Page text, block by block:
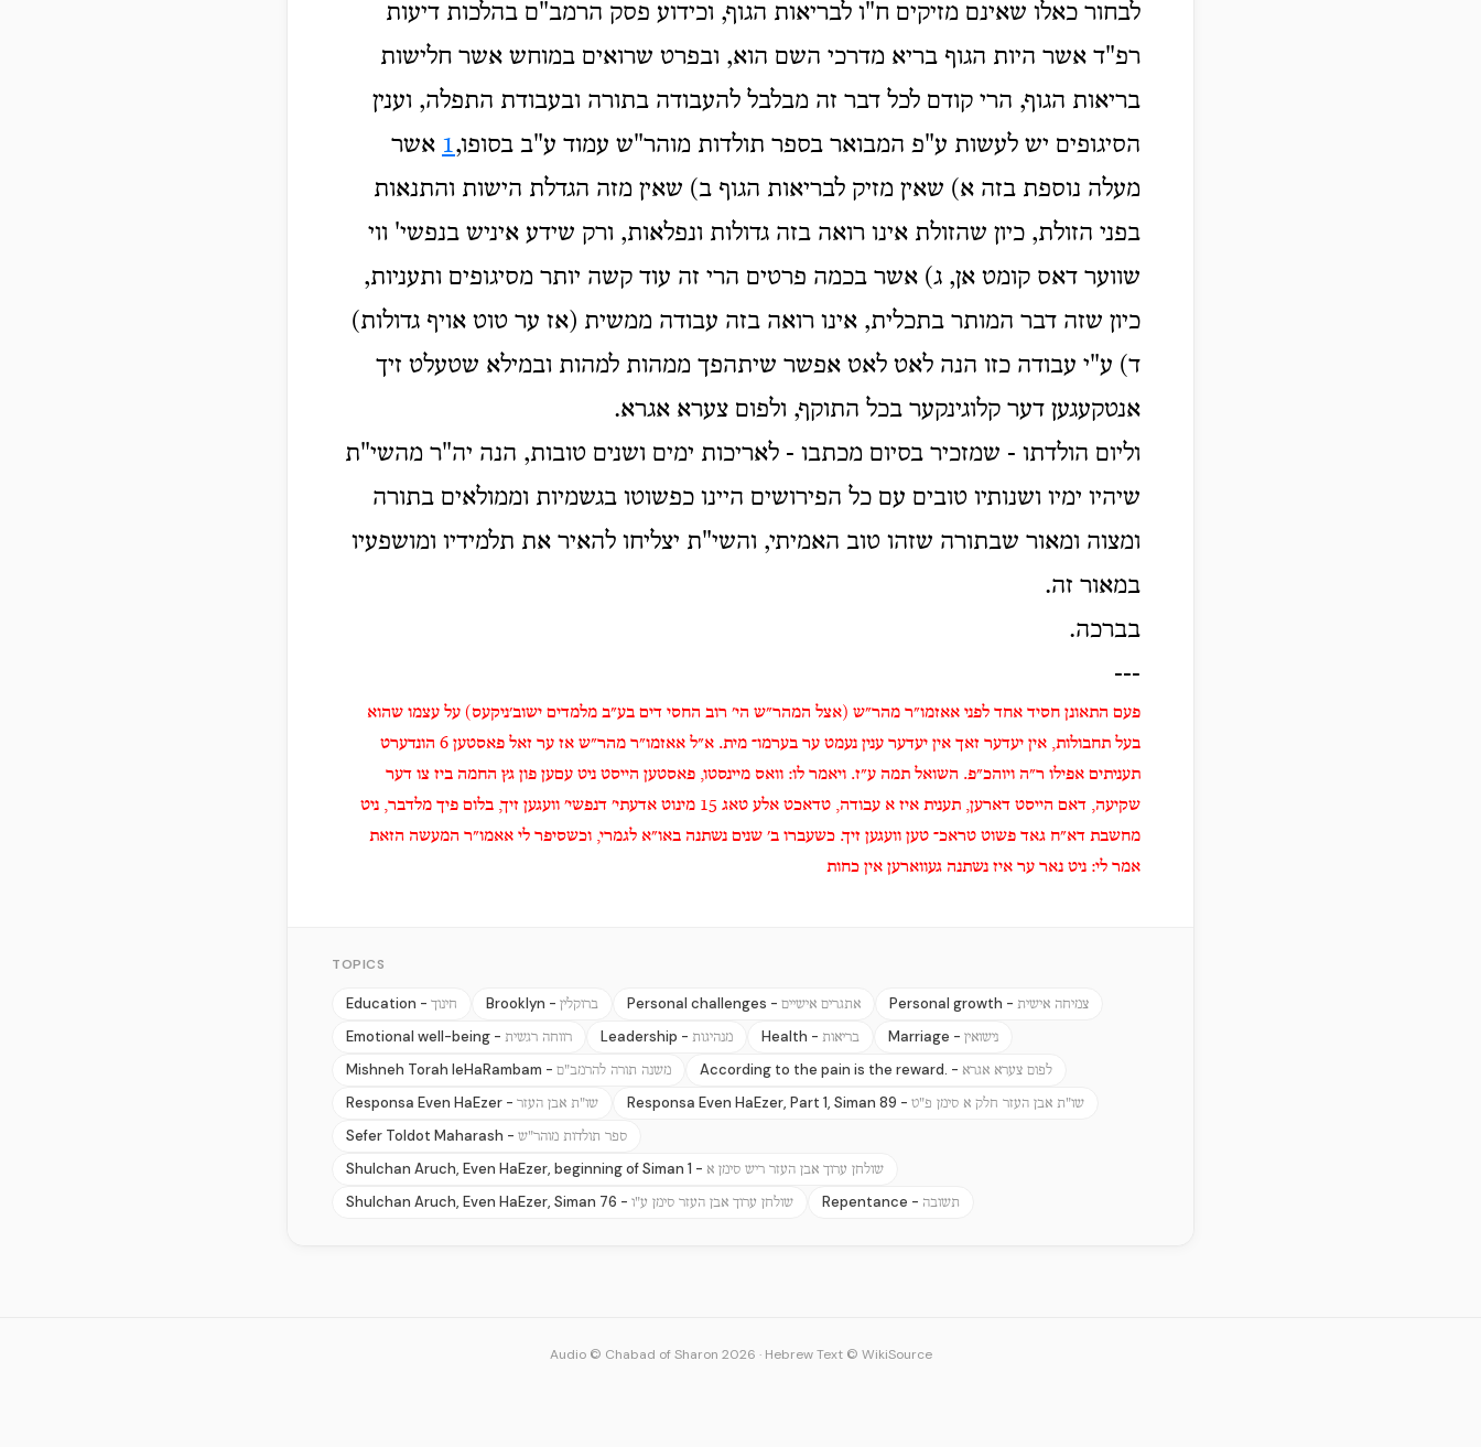
לבחור כאלו שאינם מזיקים ח"ו לבריאות הגוף, וכידוע פסק הרמב"ם בהלכות דיעות
רפ"ד אשר היות הגוף בריא מדרכי השם הוא, ובפרט שרואים במוחש אשר חלישות
בריאות הגוף, הרי קודם לכל דבר זה מבלבל להעבודה בתורה ובעבודת התפלה, וענין
הסיגופים יש לעשות ע"פ המבואר בספר תולדות מוהר"ש עמוד ע"ב בסופו,1 אשר
מעלה נוספת בזה א) שאין מזיק לבריאות הגוף ב) שאין מזה הגדלת הישות והתנאות
בפני הזולת, כיון שהזולת אינו רואה בזה גדולות ונפלאות, ורק שידע איניש בנפשי' ווי
שווער דאס קומט אן, ג) אשר בכמה פרטים הרי זה עוד קשה יותר מסיגופים ותעניות,
כיון שזה דבר המותר בתכלית, אינו רואה בזה עבודה ממשית (אז ער טוט אויף גדולות)
ד) ע"י עבודה כזו הנה לאט לאט אפשר שיתהפך ממהות למהות ובמילא שטעלט זיך
אנטקעגען דער קלוגינקער בכל התוקף, ולפום צערא אגרא.
וליום הולדתו - שמזכיר בסיום מכתבו - לאריכות ימים ושנים טובות, הנה יה"ר מהשי"ת
שיהיו ימיו ושנותיו טובים עם כל הפירושים היינו כפשוטו בגשמיות וממולאים בתורה
ומצוה ומאור שבתורה שזהו טוב האמיתי, והשי"ת יצליחו להאיר את תלמידיו ומושפעיו
במאור זה.
בברכה.
---
פעם התאונן חסיד אחד לפני אאזמו״ר מהר״ש (אצל המהר״ש הי׳ רוב החסי­ דים בע״ב מלמדים ישוב׳ניקעס) על עצמו שהוא
בעל תחבולות, אין יעדער זאך אין יעדער ענין נעמט ער בערמו־ מית. א״ל אאזמו״ר מהר״ש אז ער זאל פאסטען 6 הונדערט
תעניתים אפילו ר״ה ויוהכ״פ. השואל תמה ע״ז. ויאמר לו: וואס מיינסטו, פאסטען הייסט ניט עםען פון גץ החמה ביז צו דער
שקיעה, דאם הייסט דארען, תענית איז א עבודה, טדאכט אלע טאג 15 מינוט אדעתי׳ דנפשי׳ וועגען זיך, בלום פיך מלדבר , ניט
מחשבת דא״ח גאד פשוט טראכ־ טען וועגען זיך. כשעברו ב׳ שנים נשתנה באו״א לגמרי, וכשסיפר לי אאמו״ר המעשה הזאת
אמר לי: ניט נאר ער איז נשתנה געווארען אין כחות
TOPICS
Education - חינוך Brooklyn - ברוקלין Personal challenges - אתגרים אישיים Personal growth - צמיחה אישית
Emotional well-being - רווחה רגשית Leadership - מנהיגות Health - בריאות Marriage - נישואין
Mishneh Torah leHaRambam - משנה תורה להרמב"ם According to the pain is the reward. - לפום צערא אגרא
Responsa Even HaEzer - שו"ת אבן העזר Responsa Even HaEzer, Part 1, Siman 89 - שו"ת אבן העזר חלק א סימן פ"ט
Sefer Toldot Maharash - ספר תולדות מוהר"ש
Shulchan Aruch, Even HaEzer, beginning of Siman 1 - שולחן ערוך אבן העזר ריש סימן א
Shulchan Aruch, Even HaEzer, Siman 76 - שולחן ערוך אבן העזר סימן ע"ו Repentance - תשובה
Audio © Chabad of Sharon 2026 · Hebrew Text © WikiSource